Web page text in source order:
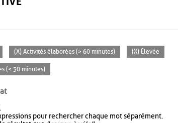
(X) Activités élaborées (> 60 minutes) (X) Élevée
(< 30 minutes)
pour rechercher chaque mot séparément.